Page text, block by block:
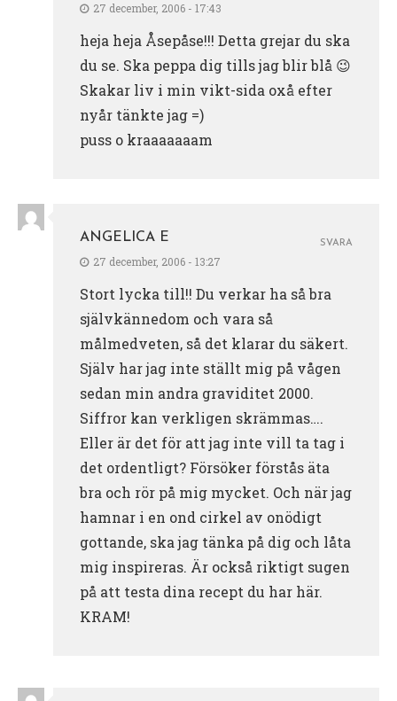
27 december, 2006 - 17:43
heja heja Åsepåse!!! Detta grejar du ska
du se. Ska peppa dig tills jag blir blå 😉
Skakar liv i min vikt-sida oxå efter
nyår tänkte jag =)
puss o kraaaaaaam
ANGELICA E
27 december, 2006 - 13:27
Stort lycka till!! Du verkar ha så bra
självkännedom och vara så
målmedveten, så det klarar du säkert.
Själv har jag inte ställt mig på vågen
sedan min andra graviditet 2000.
Siffror kan verkligen skrämmas….
Eller är det för att jag inte vill ta tag i
det ordentligt? Försöker förstås äta
bra och rör på mig mycket. Och när jag
hamnar i en ond cirkel av onödigt
gottande, ska jag tänka på dig och låta
mig inspireras. Är också riktigt sugen
på att testa dina recept du har här.
KRAM!
SVARA